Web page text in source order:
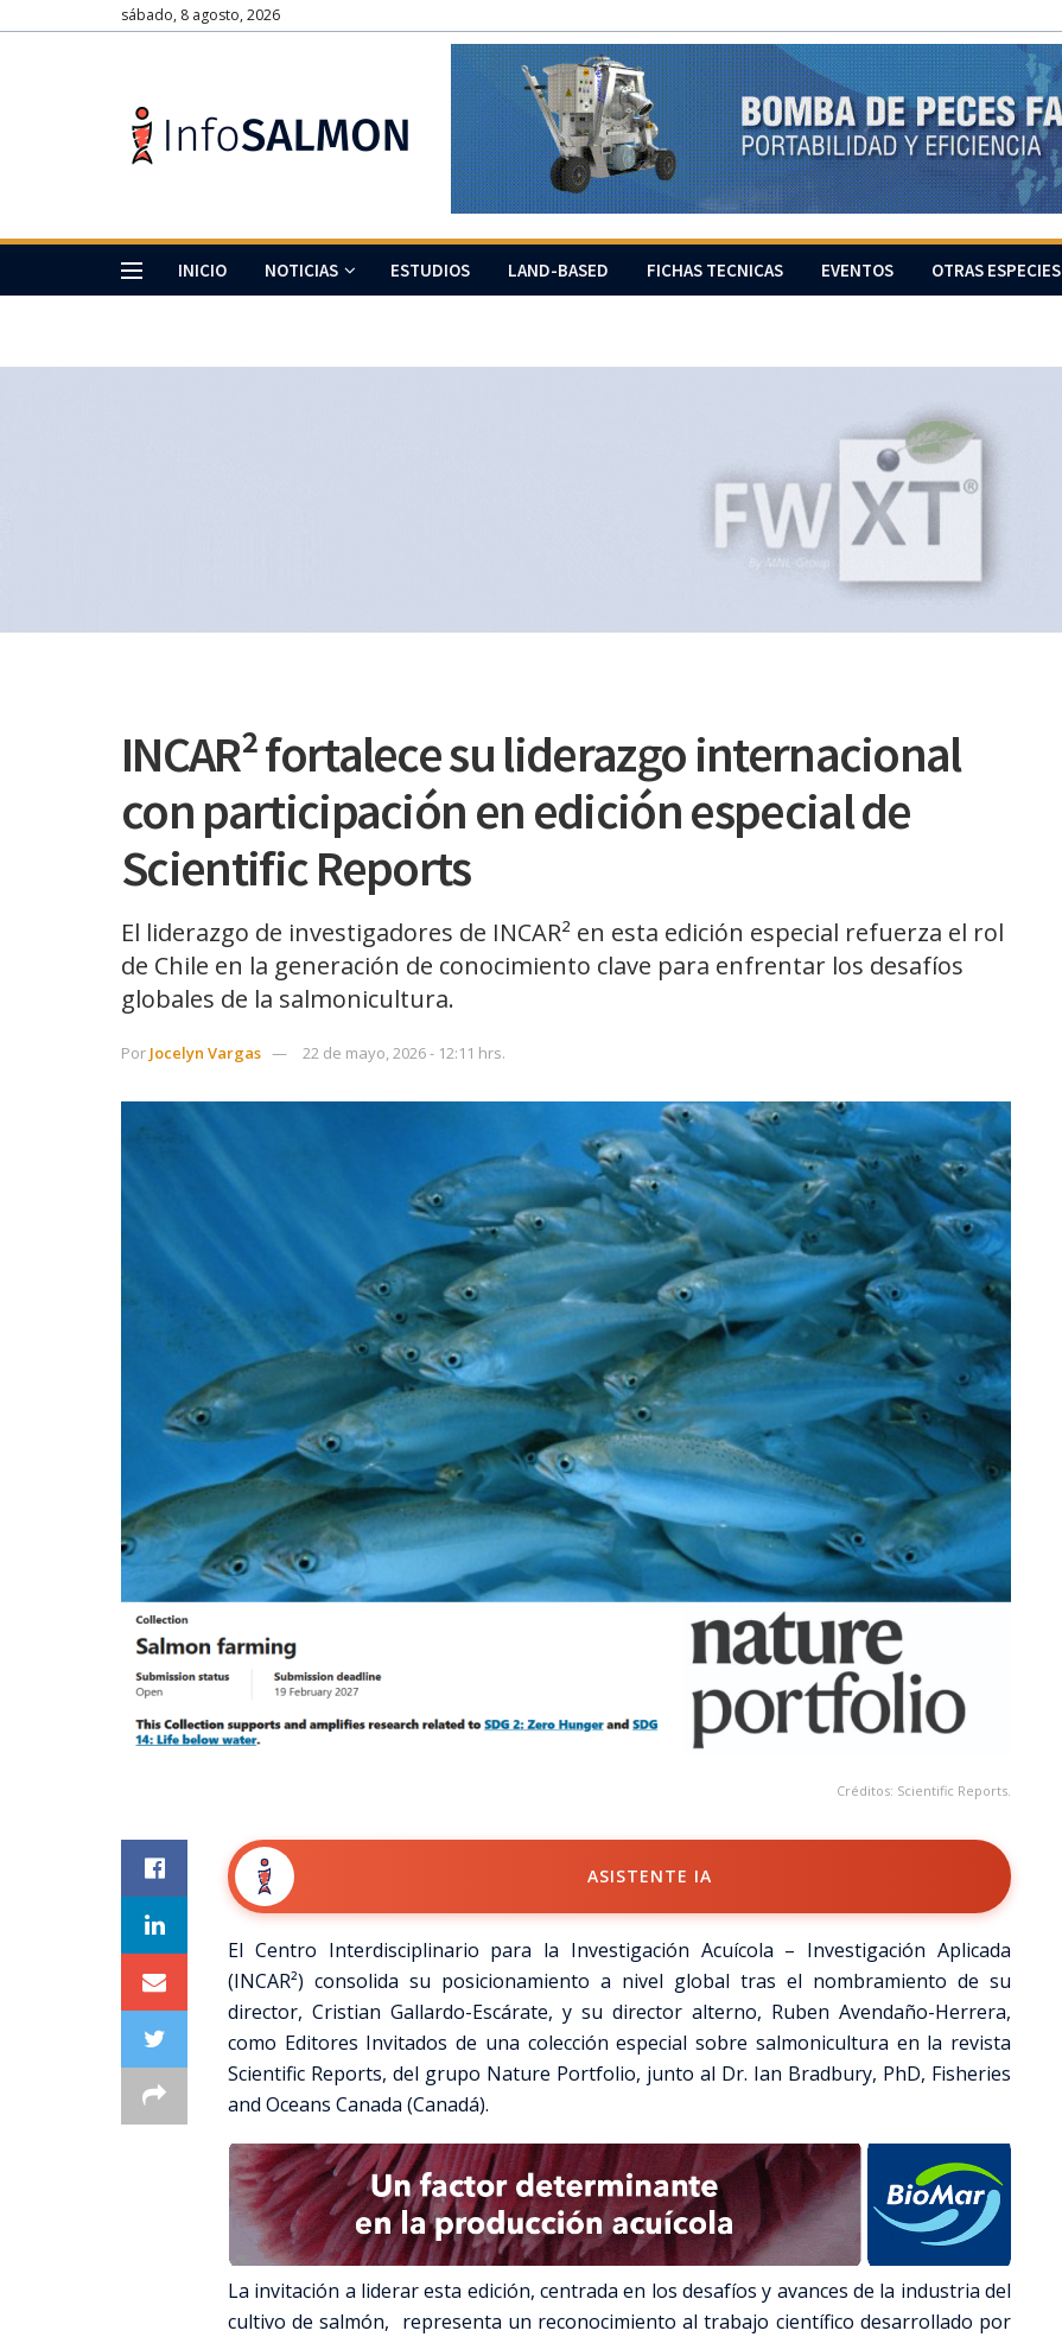
sábado, 8 agosto, 2026
INICIO NOTICIAS ESTUDIOS LAND-BASED FICHAS TECNICAS EVENTOS OTRAS ESPECIES
INCAR² fortalece su liderazgo internacional
con participación en edición especial de
Scientific Reports
El liderazgo de investigadores de INCAR² en esta edición especial refuerza el rol
de Chile en la generación de conocimiento clave para enfrentar los desafíos
globales de la salmonicultura.
Por Jocelyn Vargas 22 de mayo, 2026 - 12:11 hrs.
Créditos: Scientific Reports.
ASISTENTE IA
El Centro Interdisciplinario para la Investigación Acuícola – Investigación Aplicada
(INCAR²) consolida su posicionamiento a nivel global tras el nombramiento de su
director, Cristian Gallardo-Escárate, y su director alterno, Ruben Avendaño-Herrera,
como Editores Invitados de una colección especial sobre salmonicultura en la revista
Scientific Reports, del grupo Nature Portfolio, junto al Dr. Ian Bradbury, PhD, Fisheries
and Oceans Canada (Canadá).
La invitación a liderar esta edición, centrada en los desafíos y avances de la industria del
cultivo de salmón, representa un reconocimiento al trabajo científico desarrollado por